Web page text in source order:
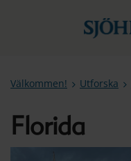
Välkommen! Utforska
Florida